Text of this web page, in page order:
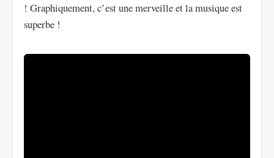
! Graphiquement, c’est une merveille et la musique est
superbe !